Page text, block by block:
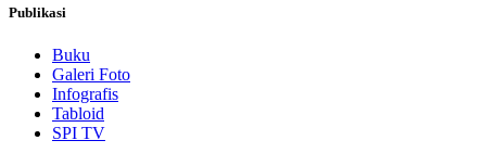
Publikasi
Buku
Galeri Foto
Infografis
Tabloid
SPI TV